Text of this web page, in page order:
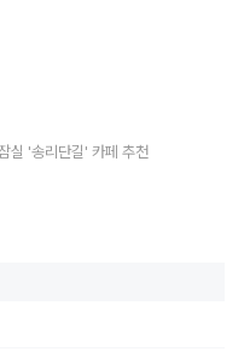
실 '송리단길' 카페 추천